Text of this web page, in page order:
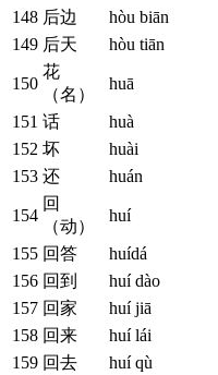
148 后边 hòu biān
149 后天 hòu tiān
150
花
（名）
huā
151 话 huà
152 坏 huài
153 还 huán
154
回
（动）
huí
155 回答 huídá
156 回到 huí dào
157 回家 huí jiā
158 回来 huí lái
159 回去 huí qù